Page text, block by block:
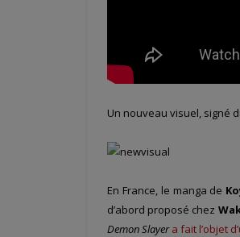
Un nouveau visuel, signé
En France, le manga de
d’abord proposé chez
Demon Slayera fait l’objet